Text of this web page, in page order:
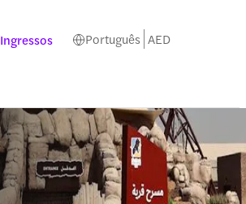
Ingressos Português AED